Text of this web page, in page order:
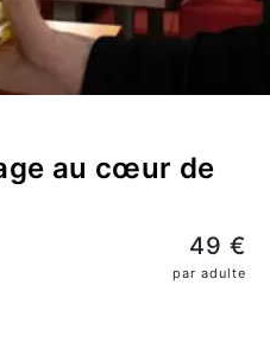
au cœur de
49 €
par adulte